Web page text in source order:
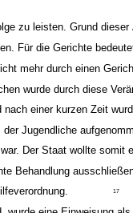
zu leisten. Grund dieser
Für die Gerichte
mehr durch einen
wurde durch diese
nach einer kurzen Zeit
Jugendliche
Der Staat wollte somit
Behandlung